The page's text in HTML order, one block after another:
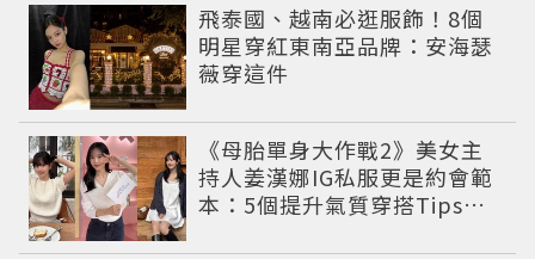
飛泰國、越南必逛服飾！8個
明星穿紅東南亞品牌：安海瑟
薇穿這件
《母胎單身大作戰2》美女主
持人姜漢娜IG私服更是約會範
本：5個提升氣質穿搭Tips公